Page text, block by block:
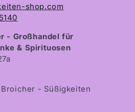
shop.com
- Großhandel für
& Spirituosen
- Süßigkeiten